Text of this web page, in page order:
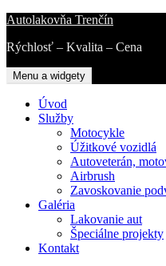
Přejít
obsahu
Autolakovňa Trenčín
Rýchlosť – Kvalita – Cena
Menu a widgety
Úvod
Služby
Motocykle
Úžitkové vozidlá
Autoveterán,
Airbrush
Zavoskovanie
Galéria
Lakovanie aut
Špeciálne projekty
Kontakt